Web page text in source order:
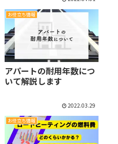
お役立ち情報
アパートの耐用年数につ
いて解説します
2022.03.29
お役立ち情報